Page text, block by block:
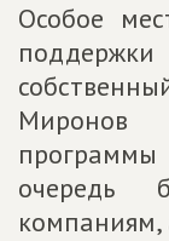
Особое
Миронов
очередь